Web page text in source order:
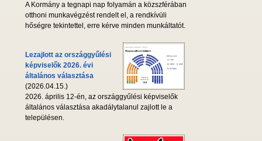
A Kormány a tegnapi nap folyamán a közszférában
otthoni munkavégzést rendelt el, a rendkívüli
hőségre tekintettel, erre kérve minden munkáltatót.
Lezajlott az országgyűlési
képviselők 2026. évi
általános választása
(2026.04.15.)
2026. április 12-én, az országgyűlési képviselők
általános választása akadálytalanul zajlott le a
településen.